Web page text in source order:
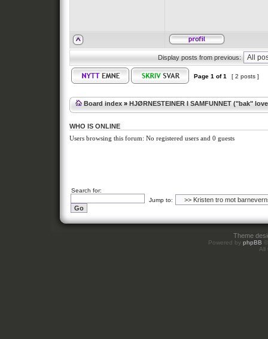
Display posts from previous:
Page 1 of1 [ 2 posts ]
Board index » HJØRNESTEINER I SAMFUNNET ("bak"
WHO IS ONLINE
Users browsing this forum: No registered users and 0 guests
Search for:
Jump to:
Theme
Powered by phpBB
All